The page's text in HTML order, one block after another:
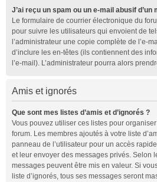
J’ai reçu un spam ou un e-mail abusif d’un
Le formulaire de courrier électronique du
pour suivre les utilisateurs qui envoient de
l’administrateur une copie complète de l’e-
d’inclure les en-têtes (ils contiennent des
l’e-mail). L’administrateur pourra alors
Amis et ignorés
Que sont mes listes d’amis et d’ignorés ?
Vous pouvez utiliser ces listes pour
forum. Les membres ajoutés à votre liste
panneau de l’utilisateur pour un accès
et leur envoyer des messages privés. Selon
messages peuvent être mis en valeur. Si
liste d’ignorés, tous ses messages seront